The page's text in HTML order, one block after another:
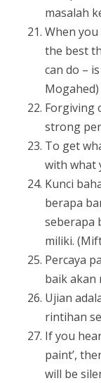
masalah
When you
the best
can do –
Mogahed)
Forgiving
strong
To get
with what
Kunci
berapa
seberapa
miliki.
Percaya
baik akan
Ujian
rintihan
If you
paint’,
will be